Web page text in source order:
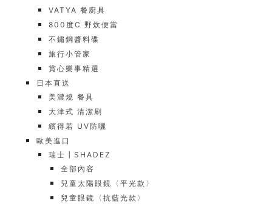
VATYA 餐廚具
800度C 野炊便當
不鏽鋼醬料碟
旅行小管家
賞心樂事精選
日本直送
美濃燒 餐具
大津式 清潔刷
繽得若 UV防曬
歐美進口
瑞士┃SHADEZ
全部內容
兒童太陽眼鏡〈平光款〉
兒童眼鏡〈抗藍光款〉